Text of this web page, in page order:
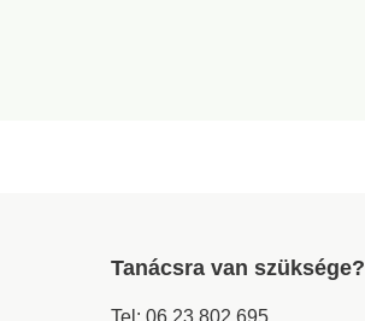
Tanácsra van szüksége?
Tel: 06 23 802 695